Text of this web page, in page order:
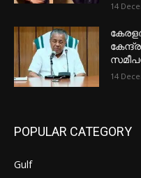
14
14
POPULAR CATEGORY
Gulf